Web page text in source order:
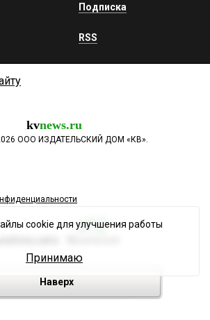
Подписка
RSS
kvnews.ru
ООО ИЗДАТЕЛЬСКИЙ ДОМ «КВ».
сайта
Наверх
cookie для улучшения работы
Принимаю